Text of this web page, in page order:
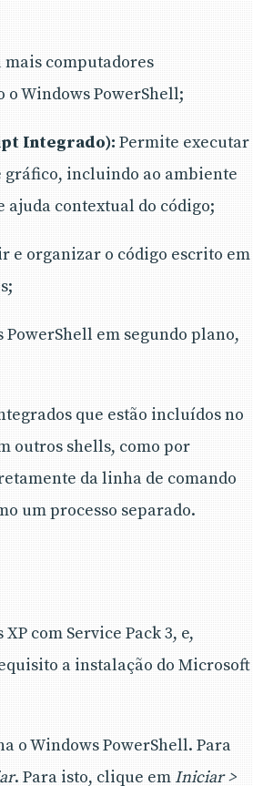
mais computadores
Windows PowerShell;
Integrado): Permite executar
incluindo ao ambiente
ajuda contextual do código;
e organizar o código escrito em
PowerShell em segundo plano,
que estão incluídos no
outros shells, como por
da linha de comando
um processo separado.
com Service Pack 3, e,
a instalação do Microsoft
o Windows PowerShell. Para
. Para isto, clique em Iniciar >